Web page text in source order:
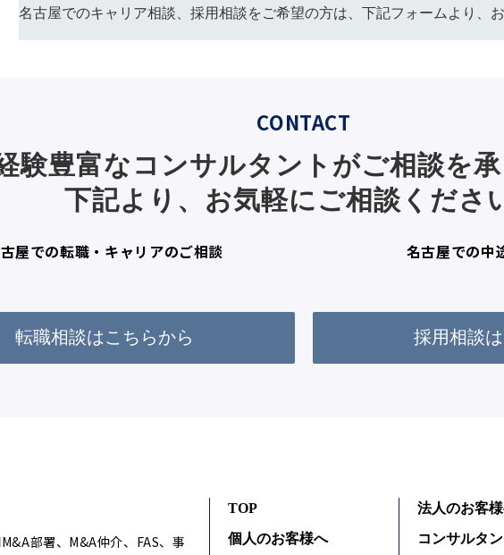
名古屋でのキャリア相談、採用相談をご希望の方は、下記フォームより、
CONTACT
験豊富なコンサルタントがご相談を
下記より、お気軽にご相談くださ
屋での転職・キャリアのご相談
転職相談はこちらから
名古屋での中
採用相談
部署、M&A仲介、FAS、事
TOP
個人のお客様へ
法人のお客
コンサルタ